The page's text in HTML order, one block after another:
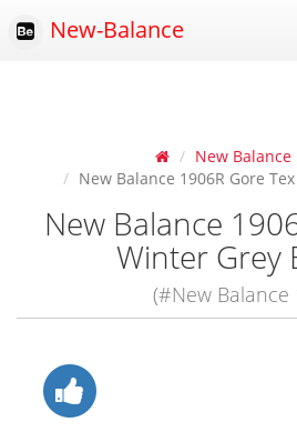
New-Balance
New Balance
New Balance 1906R Gore
New Balance
Winter Grey
(#New Balance